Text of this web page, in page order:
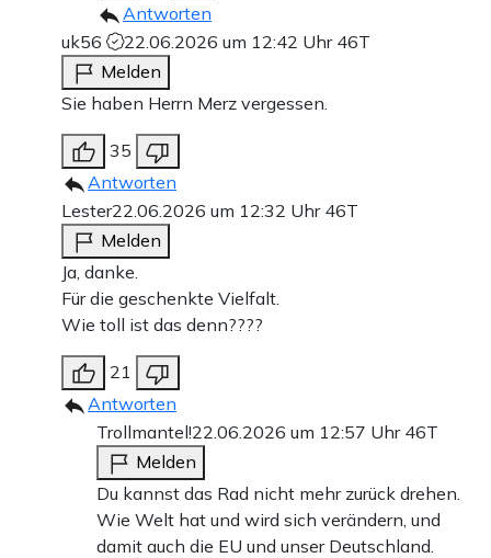
Antworten
uk56
22.06.2026 um 12:42 Uhr 46T
Melden
Sie haben Herrn Merz vergessen.
35
Antworten
Lester22.06.2026 um 12:32 Uhr 46T
Melden
Ja, danke.
Für die geschenkte Vielfalt.
Wie toll ist das denn????
21
Antworten
Trollmantel!22.06.2026 um 12:57 Uhr 46T
Melden
Du kannst das Rad nicht mehr zurück drehen.
Wie Welt hat und wird sich verändern, und
damit auch die EU und unser Deutschland.